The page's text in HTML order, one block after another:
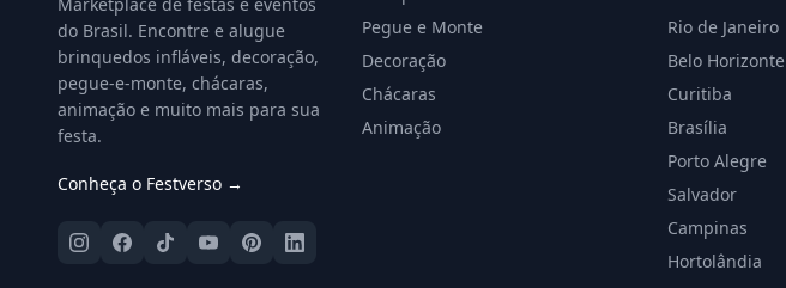
do Brasil. Encontre e alugue
brinquedos infláveis, decoração,
pegue-e-monte, chácaras,
animação e muito mais para sua
festa.
Conheça o Festverso →
Pegue e Monte
Decoração
Chácaras
Animação
Rio de Janeiro
Belo Horizonte
Curitiba
Brasília
Porto Alegre
Salvador
Campinas
Hortolândia